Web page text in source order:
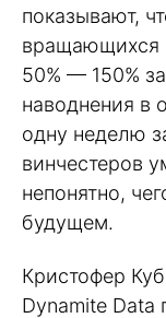
показывают,
вращающихся
50% — 150%
наводнения в
одну неделю
винчестеров
непонятно,
будущем.
Кристофер
Dynamite Data